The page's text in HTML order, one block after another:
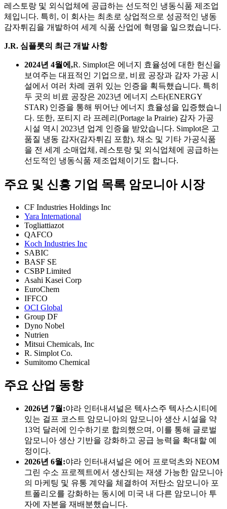
레스토랑 및 외식업체에 공급하는 선도적인 냉동식품 제조업
체입니다. 특히, 이 회사는 최초로 상업적으로 성공적인 냉동
감자튀김을 개발하여 세계 식품 산업에 혁명을 일으켰습니다.
J.R. 심플롯의 최근 개발 사항
2024년 4월에,R. Simplot은 에너지 효율성에 대한 헌신을
보여주는 대표적인 기업으로, 비료 공장과 감자 가공 시
설에서 여러 차례 권위 있는 인증을 획득했습니다. 특히
두 곳의 비료 공장은 2023년 에너지 스타(ENERGY
STAR) 인증을 통해 뛰어난 에너지 효율성을 입증했습니
다. 또한, 포티지 라 프레리(Portage la Prairie) 감자 가공
시설 역시 2023년 업계 인증을 받았습니다. Simplot은 고
품질 냉동 감자(감자튀김 포함), 채소 및 기타 가공식품
을 전 세계 소매업체, 레스토랑 및 외식업체에 공급하는
선도적인 냉동식품 제조업체이기도 합니다.
주요 및 신흥 기업 목록 암모니아 시장
CF Industries Holdings Inc
Yara International
Togliattiazot
QAFCO
Koch Industries Inc
SABIC
BASF SE
CSBP Limited
Asahi Kasei Corp
EuroChem
IFFCO
OCI Global
Group DF
Dyno Nobel
Nutrien
Mitsui Chemicals, Inc
R. Simplot Co.
Sumitomo Chemical
주요 산업 동향
2026년 7월:야라 인터내셔널은 텍사스주 텍사스시티에
있는 걸프 코스트 암모니아의 암모니아 생산 시설을 약
13억 달러에 인수하기로 합의했으며, 이를 통해 글로벌
암모니아 생산 기반을 강화하고 공급 능력을 확대할 예
정이다.
2026년 6월:야라 인터내셔널은 에어 프로덕츠와 NEOM
그린 수소 프로젝트에서 생산되는 재생 가능한 암모니아
의 마케팅 및 유통 계약을 체결하여 저탄소 암모니아 포
트폴리오를 강화하는 동시에 미국 내 다른 암모니아 투
자에 자본을 재배분했습니다.